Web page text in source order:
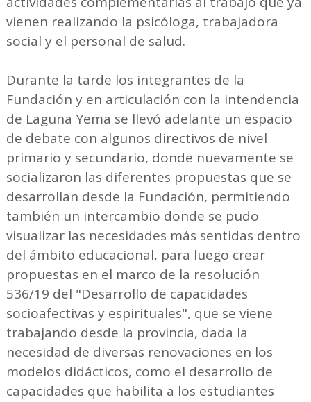
vienen realizando la psicóloga, trabajadora
social y el personal de salud.
Durante la tarde los integrantes de la
Fundación y en articulación con la intendencia
de Laguna Yema se llevó adelante un espacio
de debate con algunos directivos de nivel
primario y secundario, donde nuevamente se
socializaron las diferentes propuestas que se
desarrollan desde la Fundación, permitiendo
también un intercambio donde se pudo
visualizar las necesidades más sentidas dentro
del ámbito educacional, para luego crear
propuestas en el marco de la resolución
536/19 del "Desarrollo de capacidades
socioafectivas y espirituales", que se viene
trabajando desde la provincia, dada la
necesidad de diversas renovaciones en los
modelos didácticos, como el desarrollo de
capacidades que habilita a los estudiantes